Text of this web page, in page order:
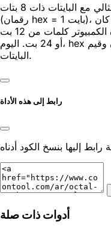
السداسي عشري يتوافق بشكل مثالي مع البايتات ذات 8 بتات
(رقمان hex = 1 بايت)، مما يجعله مثالياً للحوسبة الحديثة. كان
الثماني أكثر صلة عندما استخدمت أجهزة الكمبيوتر كلمات من 12 بت
أو 24 بت. اليوم، hex هو المعيار لعناوين الذاكرة ورموز الألوان وقيم
البايتات.
رابط إلى هذه الأداة
أدوات ذات صلة